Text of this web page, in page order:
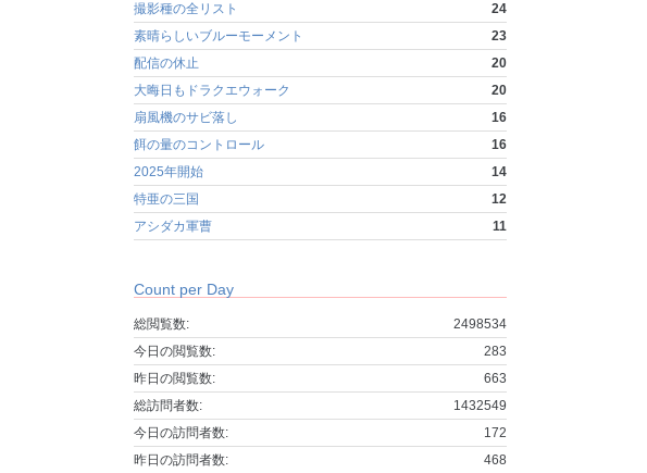
撮影種の全リスト
24
素晴らしいブルーモーメント
23
配信の休止
20
大晦日もドラクエウォーク
20
扇風機のサビ落し
16
餌の量のコントロール
16
2025年開始
14
特亜の三国
12
アシダカ軍曹
11
Count per Day
2498534
総閲覧数:
283
今日の閲覧数:
663
昨日の閲覧数:
1432549
総訪問者数:
172
今日の訪問者数:
468
昨日の訪問者数: